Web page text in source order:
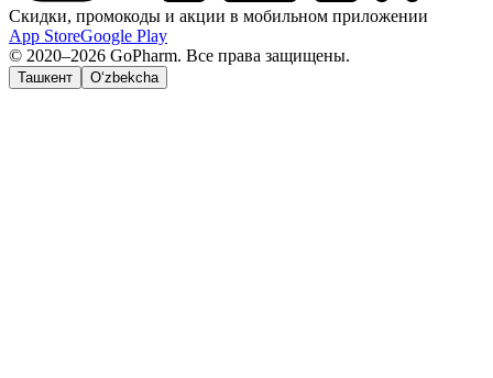
Скидки, промокоды и акции в мобильном приложении
App StoreGoogle Play
© 2020–2026 GoPharm. Все права защищены.
Ташкент O‘zbekcha